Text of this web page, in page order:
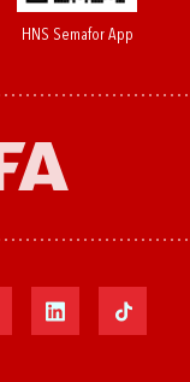
HNS Semafor App